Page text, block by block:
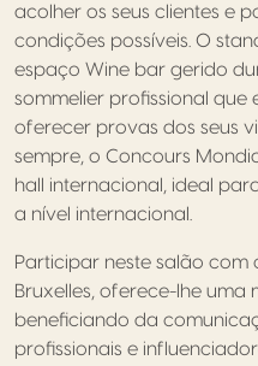
acolher os seus clientes e
condições possíveis. O
espaço Wine bar gerido
sommelier profissional
oferecer provas dos seus
sempre, o Concours
hall internacional, ideal
a nível internacional.
Participar neste salão com
Bruxelles, oferece-lhe uma
beneficiando da
profissionais e